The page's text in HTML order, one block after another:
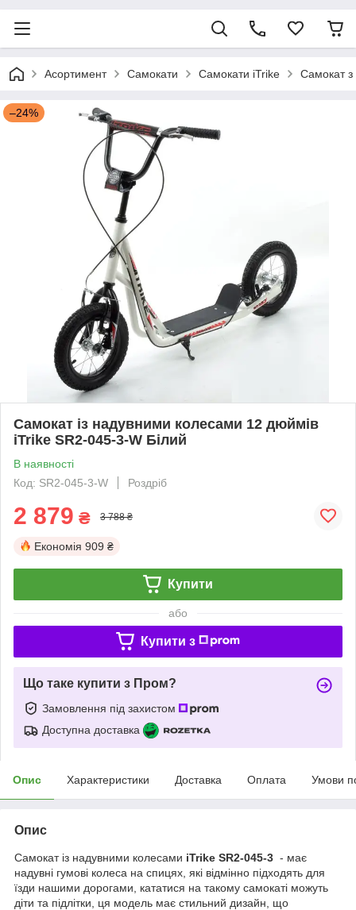
Асортимент Самокати Самокати iTrike Самокат
–24%
Самокат із надувними колесами 12 дюймів
iTrike SR2-045-3-W Білий
В наявності
Код: SR2-045-3-W
Роздріб
2 879 ₴ 3 788 ₴
Економія 909 ₴
Купити
або
Купити з
Що таке купити з Пром?
Замовлення під захистом
Доступна доставка
Опис Характеристики Доставка Оплата Умови
Опис
Самокат із надувними колесами iTrike SR2-045-3 - має
надувні гумові колеса на спицях, які відмінно підходять для
їзди нашими дорогами, кататися на такому самокаті можуть
діти та підлітки, ця модель має стильний дизайн, що